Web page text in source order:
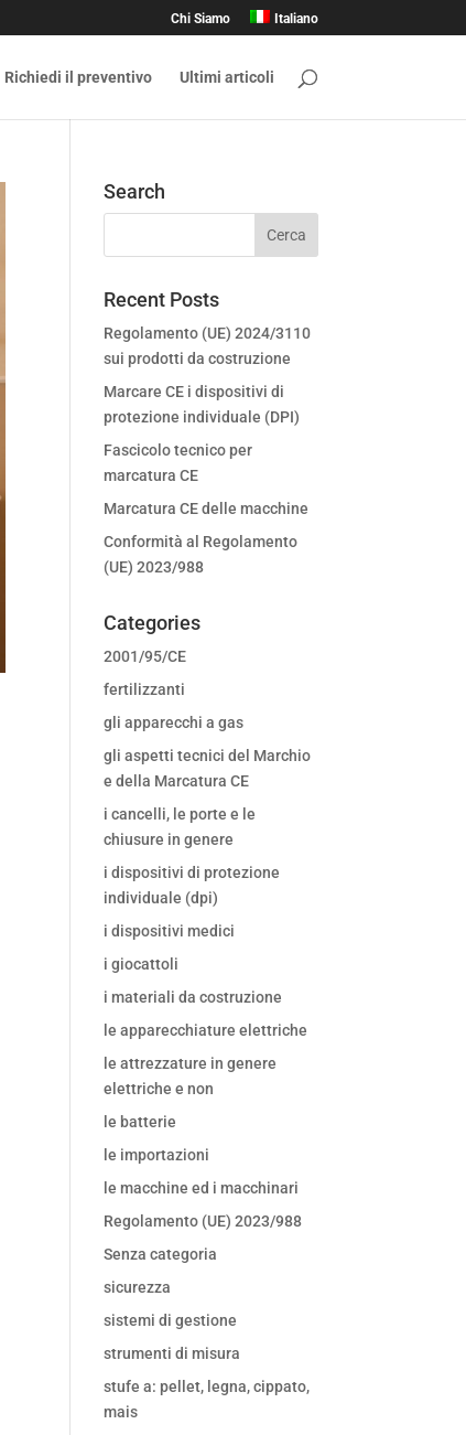
Chi Siamo Italiano
Richiedi il preventivo Ultimi articoli
Search
Recent Posts
Regolamento (UE) 2024/3110
sui prodotti da costruzione
Marcare CE i dispositivi di
protezione individuale (DPI)
Fascicolo tecnico per
marcatura CE
Marcatura CE delle macchine
Conformità al Regolamento
(UE) 2023/988
Categories
2001/95/CE
fertilizzanti
gli apparecchi a gas
gli aspetti tecnici del Marchio
e della Marcatura CE
i cancelli, le porte e le
chiusure in genere
i dispositivi di protezione
individuale (dpi)
i dispositivi medici
i giocattoli
i materiali da costruzione
le apparecchiature elettriche
le attrezzature in genere
elettriche e non
le batterie
le importazioni
le macchine ed i macchinari
Regolamento (UE) 2023/988
Senza categoria
sicurezza
sistemi di gestione
strumenti di misura
stufe a: pellet, legna, cippato,
mais